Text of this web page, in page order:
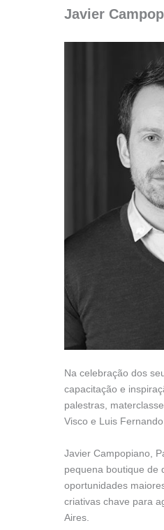
Javier
Na celebração dos
capacitação e
palestras,
Visco e Luis
Javier Campopiano,
pequena boutique de
oportunidades
criativas chave para
Aires.